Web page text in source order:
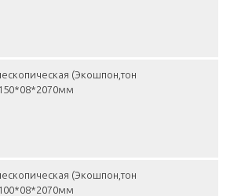
(Экошпон,тон
(Экошпон,тон